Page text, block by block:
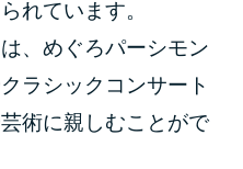
れています。
、めぐろパーシモン
ラシックコンサート
術に親しむことがで